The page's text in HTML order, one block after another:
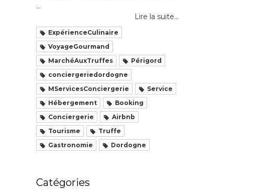
...
Lire la suite...
ExpérienceCulinaire
VoyageGourmand
MarchéAuxTruffes
Périgord
conciergeriedordogne
MServicesConciergerie
Service
Hébergement
Booking
Conciergerie
Airbnb
Tourisme
Truffe
Gastronomie
Dordogne
Catégories